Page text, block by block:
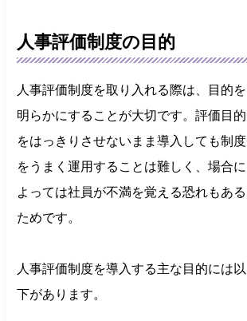
人事評価制度の目的
人事評価制度を取り入れる際は、目的を
明らかにすることが大切です。評価目的
をはっきりさせないまま導入しても制度
をうまく運用することは難しく、場合に
よっては社員が不満を覚える恐れもある
ためです。
人事評価制度を導入する主な目的には以
下があります。